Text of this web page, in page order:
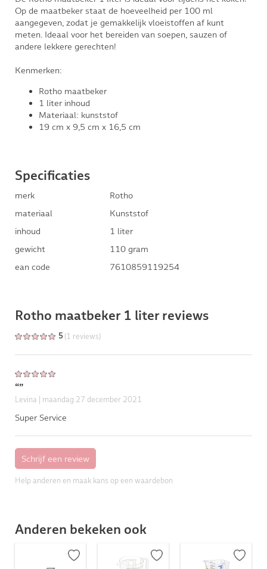
Op de maatbeker staat de hoeveelheid per 100 ml
aangegeven, zodat je gemakkelijk vloeistoffen af kunt
meten. Ideaal voor het bereiden van soepen, sauzen of
andere lekkere gerechten!
Kenmerken:
Rotho maatbeker
1 liter inhoud
Materiaal: kunststof
19 cm x 9,5 cm x 16,5 cm
Specificaties
merk
Rotho
materiaal
Kunststof
inhoud
1 liter
gewicht
110 gram
ean code
7610859119254
Rotho maatbeker 1 liter reviews
5 (1 reviews)
“”
Levina | maandag 27 december 2021
Super Service
Help anderen en maak kans op een waardebon
Anderen bekeken ook